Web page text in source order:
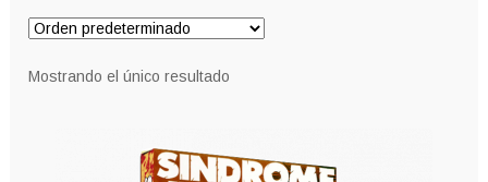
Mostrando el único resultado